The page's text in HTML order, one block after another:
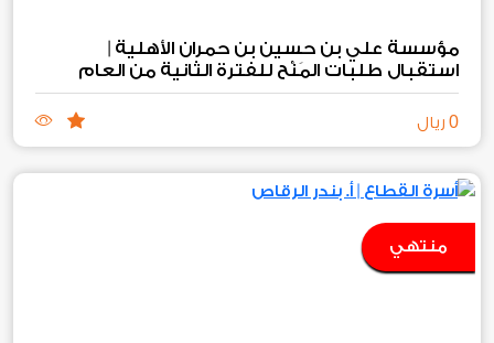
استقبال طلبات المَنْح للفترة الثانية من العام
المالي2026م
0 ريال
منتهي